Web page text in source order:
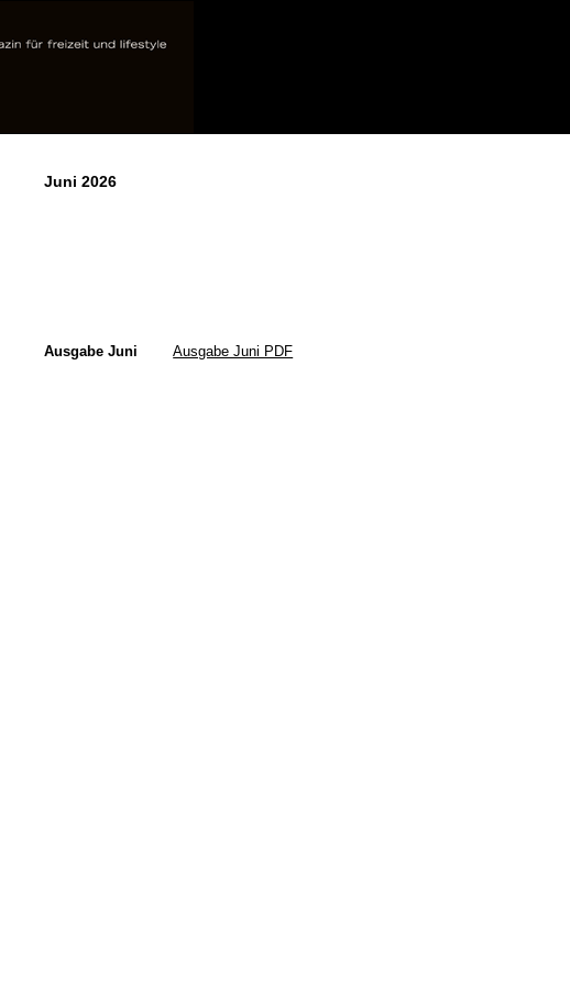
Juni 2026
Ausgabe Juni Ausgabe Juni PDF